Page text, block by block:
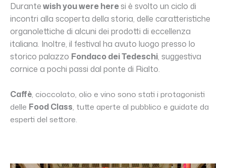
Durantewish you were heresi è svolto un ciclo di
incontri alla scoperta della storia, delle caratteristiche
organolettiche di alcuni dei prodotti di eccellenza
italiana. Inoltre, il festival ha avuto luogo presso lo
storico palazzo Fondaco dei Tedeschi, suggestiva
cornice a pochi passi dal ponte di Rialto.
Caffè, cioccolato, olio e vino sono stati i protagonisti
delle Food Class, tutte aperte al pubblico e guidate da
esperti del settore.